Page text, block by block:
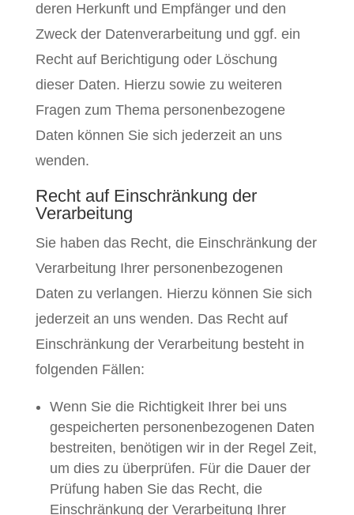
deren Herkunft und Empfänger und den
Zweck der Datenverarbeitung und ggf. ein
Recht auf Berichtigung oder Löschung
dieser Daten. Hierzu sowie zu weiteren
Fragen zum Thema personenbezogene
Daten können Sie sich jederzeit an uns
wenden.
Recht auf Einschränkung der
Verarbeitung
Sie haben das Recht, die Einschränkung der
Verarbeitung Ihrer personenbezogenen
Daten zu verlangen. Hierzu können Sie sich
jederzeit an uns wenden. Das Recht auf
Einschränkung der Verarbeitung besteht in
folgenden Fällen:
Wenn Sie die Richtigkeit Ihrer bei uns
gespeicherten personenbezogenen Daten
bestreiten, benötigen wir in der Regel Zeit,
um dies zu überprüfen. Für die Dauer der
Prüfung haben Sie das Recht, die
Einschränkung der Verarbeitung Ihrer